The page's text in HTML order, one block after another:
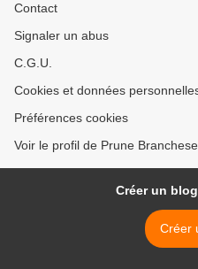
Contact
Signaler un abus
C.G.U.
Cookies et données
Préférences cookies
Voir le profil de Prune
Créer un
Créer